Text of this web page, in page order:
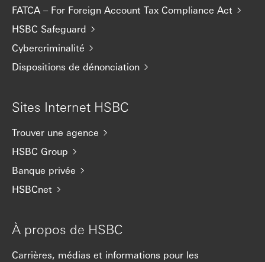
FATCA – For Foreign Account Tax Compliance Act
HSBC Safeguard
Cybercriminalité
Dispositions de dénonciation
Sites Internet HSBC
Trouver une agence
HSBC Group
Banque privée
HSBCnet
À propos de HSBC
Carrières, médias et informations pour les